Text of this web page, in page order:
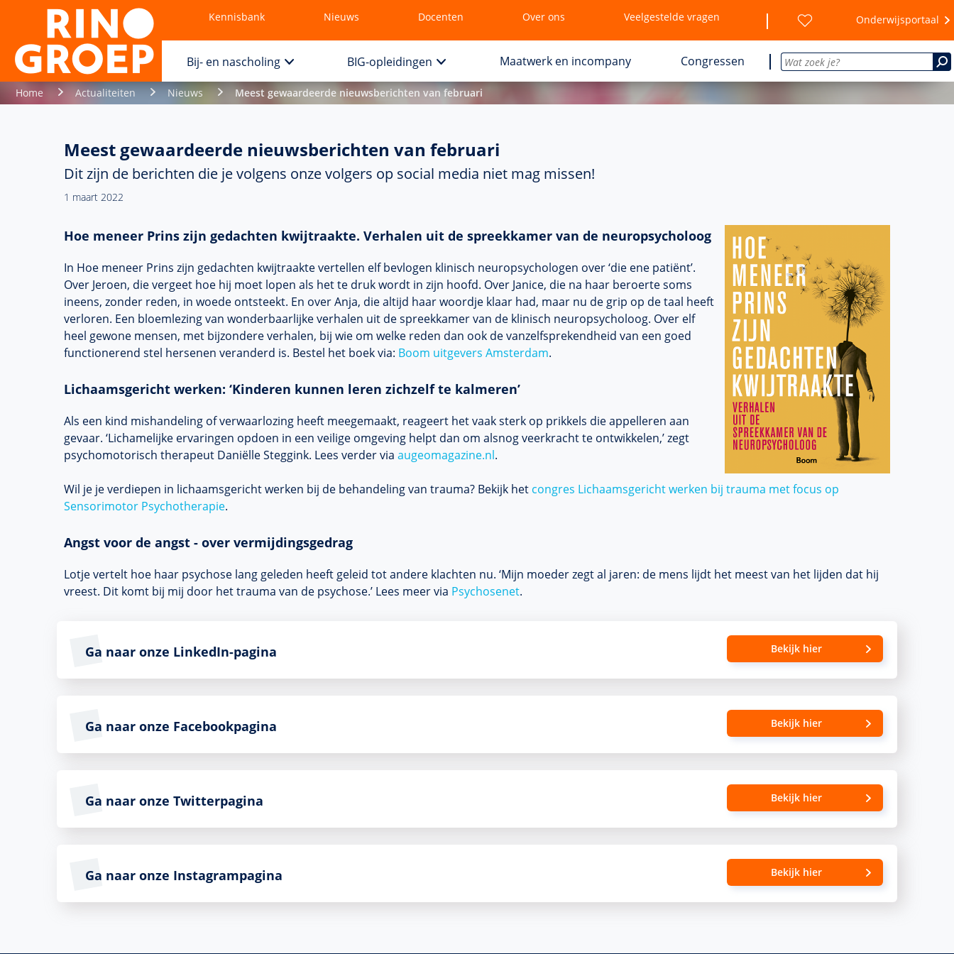
Kennisbank Nieuws Docenten Over ons Veelgestelde vragen Onderwijsportaal
Bij- en nascholing BIG-opleidingen Maatwerk en incompany Congressen
Home Actualiteiten Nieuws Meest gewaardeerde nieuwsberichten van februari
Meest gewaardeerde nieuwsberichten van februari
Dit zijn de berichten die je volgens onze volgers op social media niet mag missen!
1 maart 2022
Hoe meneer Prins zijn gedachten kwijtraakte. Verhalen uit de spreekkamer van de neuropsycholoog
In Hoe meneer Prins zijn gedachten kwijtraakte vertellen elf bevlogen klinisch neuropsychologen over ‘die ene patiënt’.
Over Jeroen, die vergeet hoe hij moet lopen als het te druk wordt in zijn hoofd. Over Janice, die na haar beroerte soms
ineens, zonder reden, in woede ontsteekt. En over Anja, die altijd haar woordje klaar had, maar nu de grip op de taal heeft
verloren. Een bloemlezing van wonderbaarlijke verhalen uit de spreekkamer van de klinisch neuropsycholoog. Over elf
heel gewone mensen, met bijzondere verhalen, bij wie om welke reden dan ook de vanzelfsprekendheid van een goed
functionerend stel hersenen veranderd is. Bestel het boek via: Boom uitgevers Amsterdam.
Lichaamsgericht werken: ‘Kinderen kunnen leren zichzelf te kalmeren’
Als een kind mishandeling of verwaarlozing heeft meegemaakt, reageert het vaak sterk op prikkels die appelleren aan
gevaar. ‘Lichamelijke ervaringen opdoen in een veilige omgeving helpt dan om alsnog veerkracht te ontwikkelen,’ zegt
psychomotorisch therapeut Daniëlle Steggink. Lees verder via augeomagazine.nl.
Wil je je verdiepen in lichaamsgericht werken bij de behandeling van trauma? Bekijk het congres Lichaamsgericht werken bij trauma met focus op
Sensorimotor Psychotherapie.
Angst voor de angst - over vermijdingsgedrag
Lotje vertelt hoe haar psychose lang geleden heeft geleid tot andere klachten nu. ‘Mijn moeder zegt al jaren: de mens lijdt het meest van het lijden dat hij
vreest. Dit komt bij mij door het trauma van de psychose.’ Lees meer via Psychosenet.
Ga naar onze LinkedIn-pagina Bekijk hier
Ga naar onze Facebookpagina Bekijk hier
Ga naar onze Twitterpagina Bekijk hier
Ga naar onze Instagrampagina Bekijk hier